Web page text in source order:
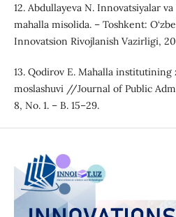
12. Abdullayeva N. Innovatsiyalar
mahalla misolida. – Toshkent:
Innovatsion Rivojlanish Vazirligi,
13. Qodirov E. Mahalla institutining
moslashuvi //Journal of Public
8, No. 1. – B. 15–29.